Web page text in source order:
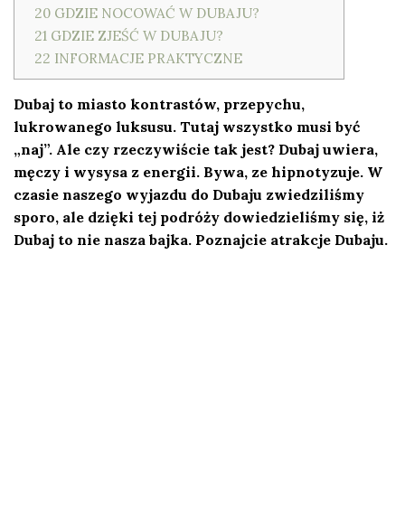
20 GDZIE NOCOWAĆ W DUBAJU?
21 GDZIE ZJEŚĆ W DUBAJU?
22 INFORMACJE PRAKTYCZNE
Dubaj to miasto kontrastów, przepychu,
lukrowanego luksusu. Tutaj wszystko musi być
„naj”. Ale czy rzeczywiście tak jest? Dubaj uwiera,
męczy i wysysa z energii. Bywa, ze hipnotyzuje. W
czasie naszego wyjazdu do Dubaju zwiedziliśmy
sporo, ale dzięki tej podróży dowiedzieliśmy się, iż
Dubaj to nie nasza bajka. Poznajcie atrakcje Dubaju.